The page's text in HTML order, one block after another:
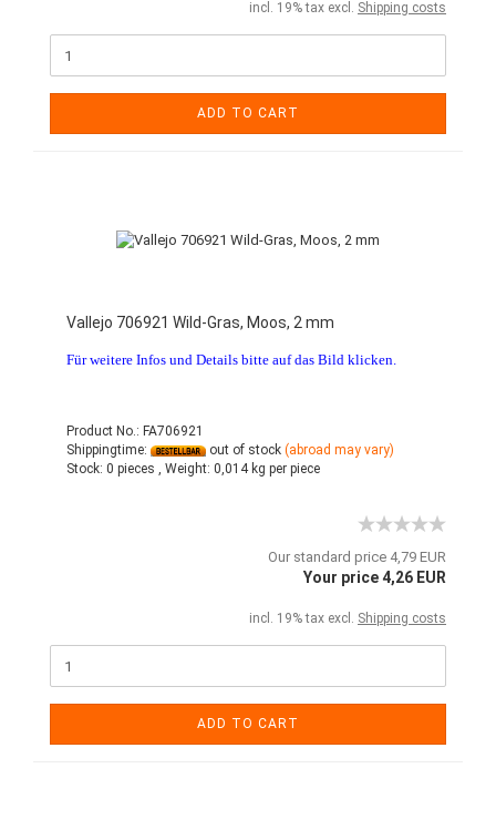
incl. 19% tax excl. Shipping costs
ADD TO CART
Vallejo 706921 Wild-Gras, Moos, 2 mm
Für weitere Infos und Details bitte auf das Bild klicken.
Product No.: FA706921
Shippingtime:
out of stock (abroad may vary)
Stock: 0 pieces , Weight: 0,014kg per piece
Our standard price 4,79 EUR
Your price 4,26 EUR
incl. 19% tax excl. Shipping costs
ADD TO CART